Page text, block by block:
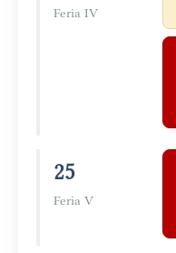
Feria IV
25
Feria V